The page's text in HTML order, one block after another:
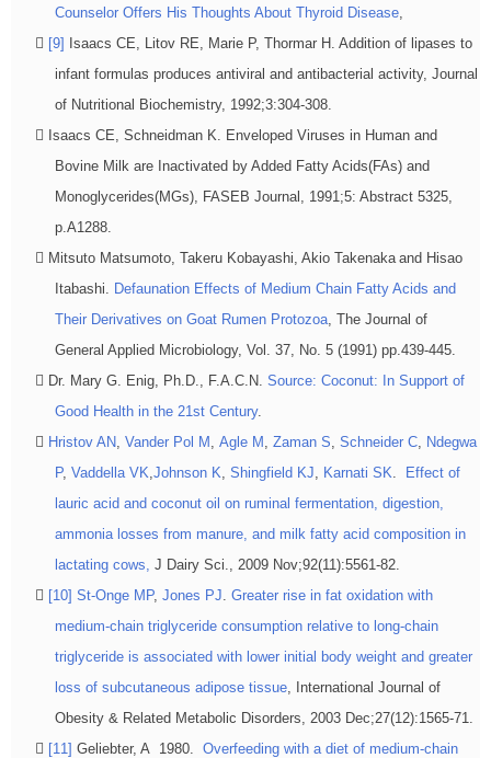
Counselor Offers His Thoughts About Thyroid Disease
[9]
Isaacs CE, Litov RE, Marie P, Thormar H. Addition of lipases to
infant formulas produces antiviral and antibacterial activity, Journal
of Nutritional Biochemistry, 1992;3:304-308.
Isaacs CE, Schneidman K. Enveloped Viruses in Human and
Bovine Milk are Inactivated by Added Fatty Acids(FAs) and
Monoglycerides(MGs), FASEB Journal, 1991;5: Abstract 5325,
p.A1288.
Mitsuto Matsumoto, Takeru Kobayashi, Akio Takenaka and Hisao
Itabashi.
Defaunation Effects of Medium Chain Fatty Acids and
Their Derivatives on Goat Rumen Protozoa , The Journal of
General Applied Microbiology, Vol. 37, No. 5 (1991) pp.439-445.
Dr. Mary G. Enig, Ph.D., F.A.C.N. Source: Coconut: In Support of
Good Health in the 21st Century.
Hristov AN Vander Pol M Agle M Zaman S Schneider C
Ndegwa
P, Vaddella VK Johnson K Shingfield KJ Karnati SK
Effect of
lauric acid and coconut oil on ruminal fermentation, digestion,
ammonia losses from manure, and milk fatty acid composition in
lactating cows, J Dairy Sci., 2009 Nov;92(11):5561-82.
[10] St-Onge MP, Jones PJ Greater rise in fat oxidation with
medium-chain triglyceride consumption relative to long-chain
triglyceride is associated with lower initial body weight and greater
loss of subcutaneous adipose tissue , International Journal of
Obesity & Related Metabolic Disorders, 2003 Dec;27(12):1565-71.
[11] Geliebter, A 1980. Overfeeding with a diet of medium-chain